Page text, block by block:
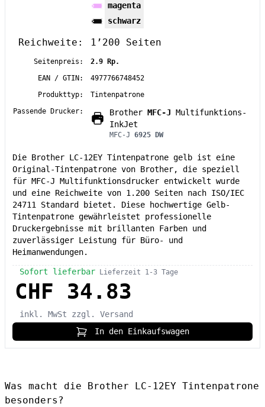
magenta
schwarz
Reichweite: 1’200 Seiten
Seitenpreis:
2.9 Rp.
EAN / GTIN:
4977766748452
Produkttyp:
Tintenpatrone
Passende Drucker:
Brother MFC-J Multifunktions-
InkJet
MFC-J 6925 DW
Die Brother LC-12EY Tintenpatrone gelb ist eine
Original-Tintenpatrone von Brother, die speziell
für MFC-J Multifunktionsdrucker entwickelt wurde
und eine Reichweite von 1.200 Seiten nach ISO/IEC
24711 Standard bietet. Diese hochwertige Gelb-
Tintenpatrone gewährleistet professionelle
Druckergebnisse mit brillanten Farben und
zuverlässiger Leistung für Büro- und
Heimanwendungen.
Sofort lieferbar Lieferzeit 1-3 Tage
CHF 34.83
inkl. MwSt
zzgl. Versand
In den Einkaufswagen
Was macht die Brother LC-12EY Tintenpatrone
besonders?